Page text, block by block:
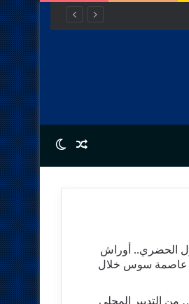
Random Article
Switch skin
الحضري.. أوراش
عاصمة سوس خلال
التدبير المحلي